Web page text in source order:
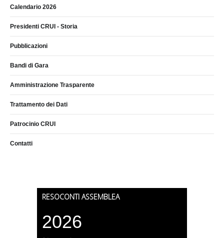
Calendario 2026
Presidenti CRUI - Storia
Pubblicazioni
Bandi di Gara
Amministrazione Trasparente
Trattamento dei Dati
Patrocinio CRUI
Contatti
RESOCONTI ASSEMBLEA
2026